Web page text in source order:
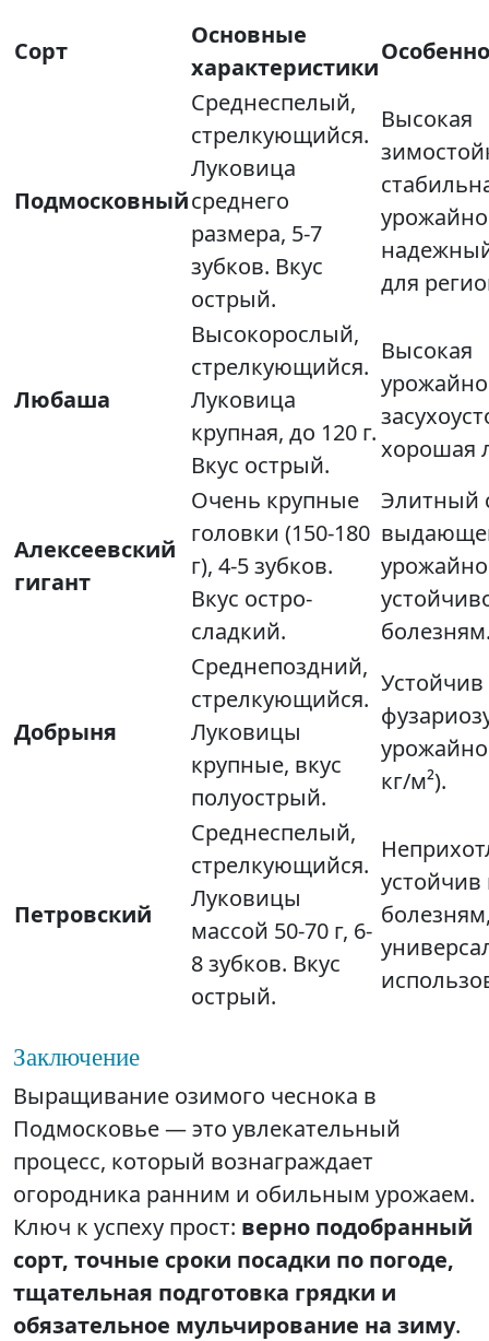
Сорт
Основные
характеристики
Подмосковный
Среднеспелый,
стрелкующийся.
Луковица
среднего
размера, 5-7
зубков. Вкус
острый.
Высокая
для
Любаша
Высокорослый,
стрелкующийся.
Луковица
крупная, до 120 г.
Вкус острый.
Высокая
хорошая
Алексеевский
гигант
Очень крупные
головки (150-180
г), 4-5 зубков.
Вкус остро-
сладкий.
Элитный
Добрыня
Среднепоздний,
стрелкующийся.
Луковицы
крупные, вкус
полуострый.
Устойчив
кг/м²).
Петровский
Среднеспелый,
стрелкующийся.
Луковицы
массой 50-70 г, 6-
8 зубков. Вкус
острый.
устойчив
Заключение
Выращивание озимого чеснока в
Подмосковье — это увлекательный
процесс, который вознаграждает
огородника ранним и обильным урожаем.
Ключ к успеху прост: верно подобранный
сорт, точные сроки посадки по погоде,
тщательная подготовка грядки и
обязательное мульчирование на зиму.